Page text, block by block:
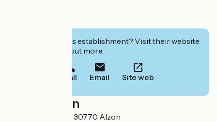
Interested in this establishment? Visit their website
to book or find out more.
Call Email Site web
Localisation
Le Champ Du Roc 30770 Alzon